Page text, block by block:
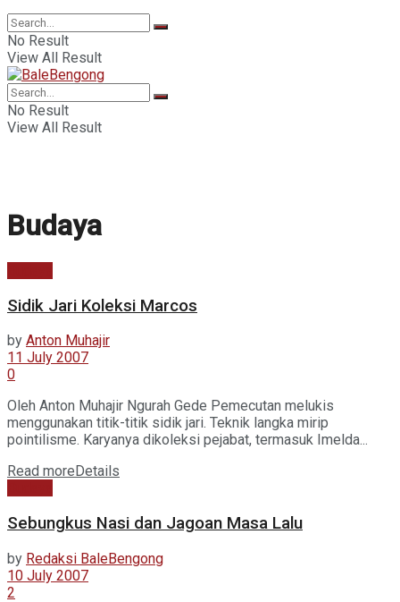
No Result
View All Result
No Result
View All Result
Budaya
Sidik Jari Koleksi Marcos
by Anton Muhajir
11 July 2007
0
Oleh Anton Muhajir Ngurah Gede Pemecutan melukis
menggunakan titik-titik sidik jari. Teknik langka mirip
pointilisme. Karyanya dikoleksi pejabat, termasuk Imelda...
Read more Details
Sebungkus Nasi dan Jagoan Masa Lalu
by Redaksi BaleBengong
10 July 2007
2